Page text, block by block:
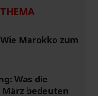
Marokko zum
Was die
bedeuten